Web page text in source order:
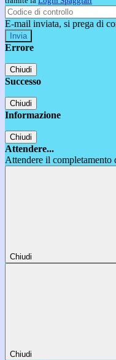
E-mail inviata, si prega di
Errore
Chiudi
Successo
Chiudi
Informazione
Chiudi
Attendere...
Attendere il completamento
Chiudi
Chiudi